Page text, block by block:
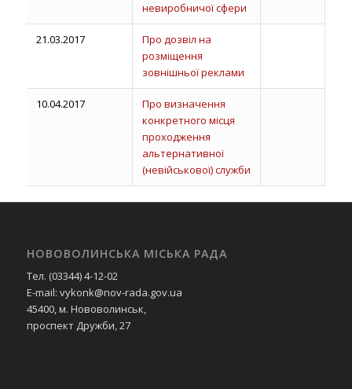
невиробничої сфери
21.03.2017
Про дозвіл на
розміщення
зовнішньої реклами
10.04.2017
Про визначення
конкретного місця
проходження
альтернативної
(невійськової) служби
НОВОВОЛИНСЬКА МІСЬКА РАДА
Тел. (03344) 4-12-02
E-mail: vykonk@nov-rada.gov.ua
45400, м. Нововолинськ,
проспект Дружби, 27